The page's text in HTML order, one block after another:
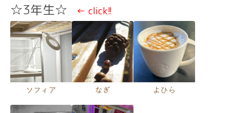
☆3年生☆ ← click!!